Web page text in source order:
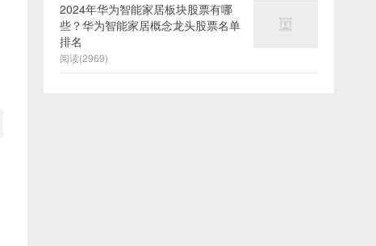
2024年华为智能家居板块股票有哪
些？华为智能家居概念龙头股票名单
排名
阅读(2969)